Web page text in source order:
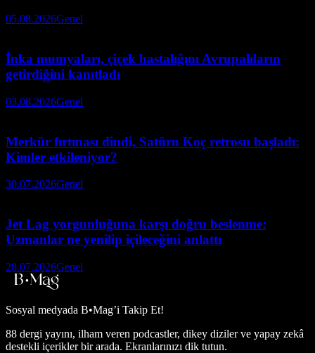
05.08.2026Genel
İnka mumyaları, çiçek hastalığını Avrupalıların
getirdiğini kanıtladı
03.08.2026Genel
Merkür fırtınası dindi, Satürn Koç retrosu başladı:
Kimler etkileniyor?
30.07.2026Genel
Jet Lag yorgunluğuna karşı doğru beslenme:
Uzmanlar ne yenilip içileceğini anlattı
28.07.2026Genel
Sosyal medyada B•Mag’i Takip Et!
88 dergi yayını, ilham veren podcastler, dikey diziler ve yapay zekâ
destekli içerikler bir arada. Ekranlarınızı dik tutun.